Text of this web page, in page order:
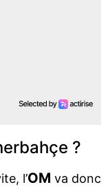
?
l’OM va donc